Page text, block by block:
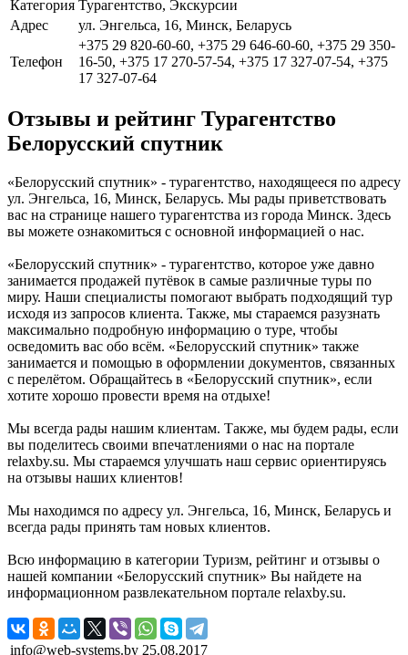
Категория Турагентство, Экскурсии
Адрес
ул. Энгельса, 16, Минск, Беларусь
Телефон
+375 29 820-60-60, +375 29 646-60-60, +375 29 350-
16-50, +375 17 270-57-54, +375 17 327-07-54, +375
17 327-07-64
Отзывы и рейтинг Турагентство
Белорусский спутник
«Белорусский спутник» - турагентство, находящееся по адресу
ул. Энгельса, 16, Минск, Беларусь. Мы рады приветствовать
вас на странице нашего турагентства из города Минск. Здесь
вы можете ознакомиться с основной информацией о нас.
«Белорусский спутник» - турагентство, которое уже давно
занимается продажей путёвок в самые различные туры по
миру. Наши специалисты помогают выбрать подходящий тур
исходя из запросов клиента. Также, мы стараемся разузнать
максимально подробную информацию о туре, чтобы
осведомить вас обо всём. «Белорусский спутник» также
занимается и помощью в оформлении документов, связанных
с перелётом. Обращайтесь в «Белорусский спутник», если
хотите хорошо провести время на отдыхе!
Мы всегда рады нашим клиентам. Также, мы будем рады, если
вы поделитесь своими впечатлениями о нас на портале
relaxby.su. Мы стараемся улучшать наш сервис ориентируясь
на отзывы наших клиентов!
Мы находимся по адресу ул. Энгельса, 16, Минск, Беларусь и
всегда рады принять там новых клиентов.
Всю информацию в категории Туризм, рейтинг и отзывы о
нашей компании «Белорусский спутник» Вы найдете на
информационном развлекательном портале relaxby.su.
info@web-systems.by 25.08.2017